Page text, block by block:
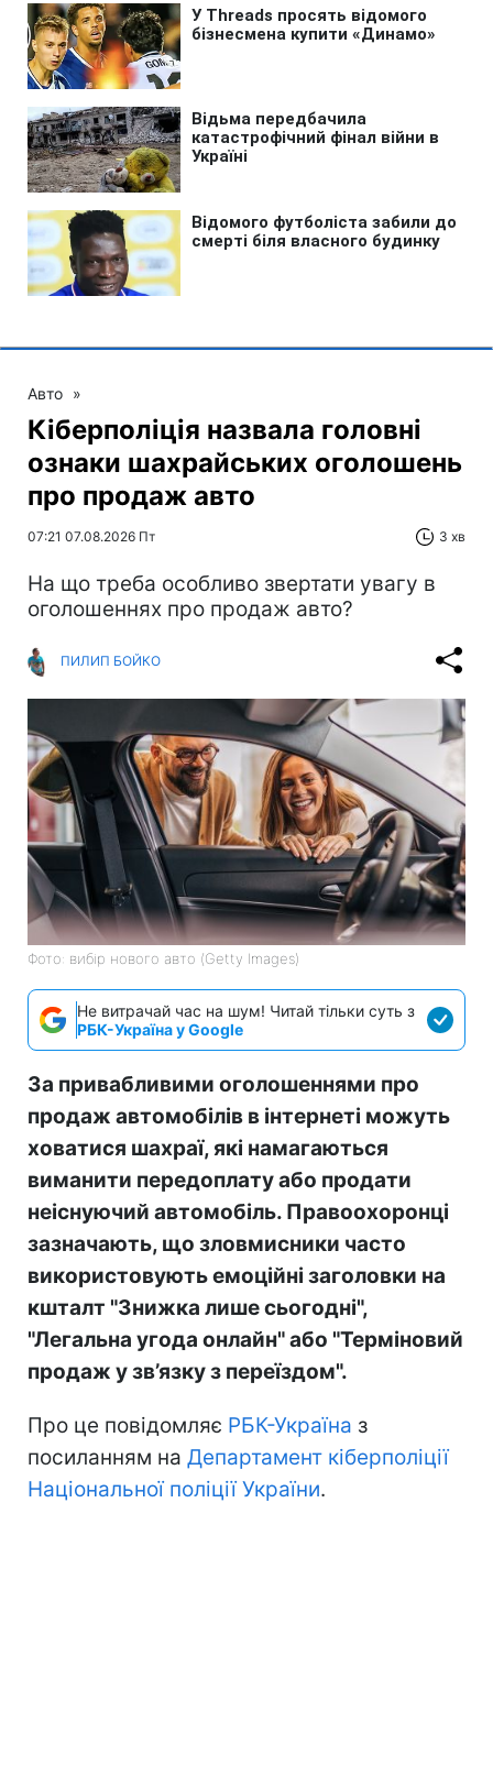
Авто »
Кіберполіція назвала головні
ознаки шахрайських оголошень
про продаж авто
07:21 07.08.2026 Пт 3 хв
На що треба особливо звертати увагу в
оголошеннях про продаж авто?
ПИЛИП БОЙКО
Фото: вибір нового авто (Getty Images)
Не витрачай час на шум! Читай тільки суть з
РБК-Україна у Google
За привабливими оголошеннями про
продаж автомобілів в інтернеті можуть
ховатися шахраї, які намагаються
виманити передоплату або продати
неіснуючий автомобіль. Правоохоронці
зазначають, що зловмисники часто
використовують емоційні заголовки на
кшталт "Знижка лише сьогодні",
"Легальна угода онлайн" або "Терміновий
продаж у зв’язку з переїздом".
Про це повідомляє РБК-Україна з
посиланням на Департамент кіберполіції
Національної поліції України.